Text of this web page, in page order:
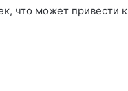
что может привести к